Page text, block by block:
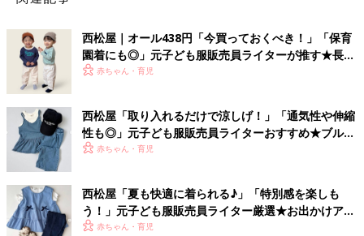
西松屋｜オール438円「今買っておくべき！」「保育
園着にも◎」元子ども服販売員ライターが推す★長袖
Tシャツ5選
赤ちゃん・育児
西松屋「取り入れるだけで涼しげ！」「通気性や伸縮
性も◎」元子ども服販売員ライターおすすめ★ブルー
アイテム5選
赤ちゃん・育児
西松屋「夏も快適に着られる♪」「特別感を楽しも
う！」元子ども服販売員ライター厳選★お出かけアイ
テム5選
赤ちゃん・育児